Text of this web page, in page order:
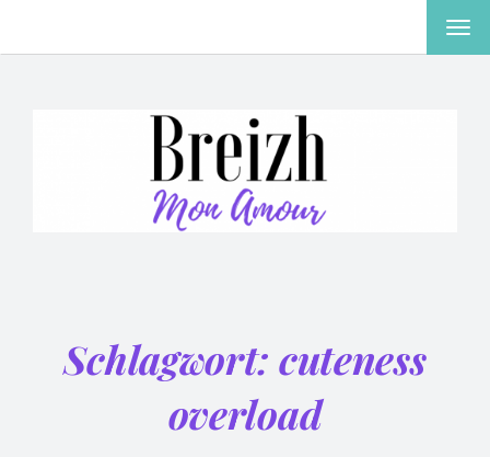
Schlagwort: cuteness
overload